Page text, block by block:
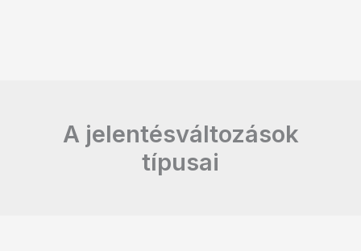
A jelentésváltozások
típusai